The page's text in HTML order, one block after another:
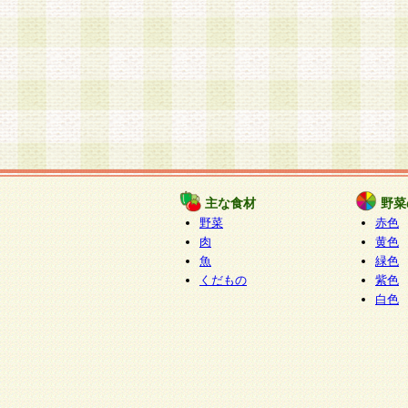
主な食材
野菜
肉
魚
くだもの
野
赤色
黄色
緑色
紫色
白色